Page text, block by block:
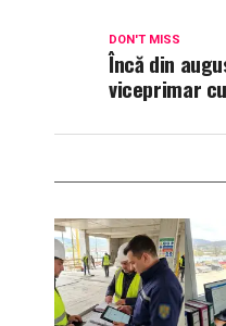
DON'T MISS
Încă din
viceprimar